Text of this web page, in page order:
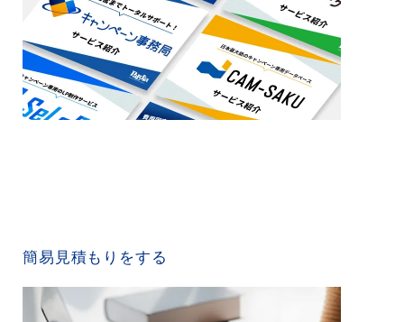
簡易見積もりをする